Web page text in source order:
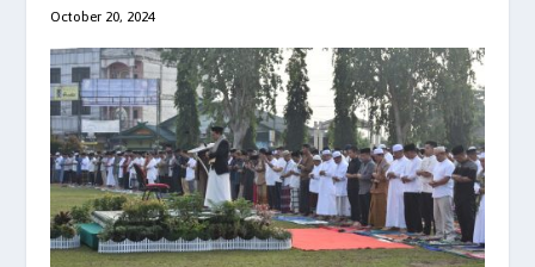
October 20, 2024